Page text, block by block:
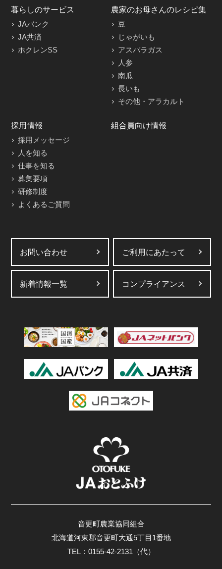
暮らしのサービス
JAバンク
JA共済
ホクレンSS
農家のお母さんのレシピ集
豆
じゃがいも
アスパラガス
人参
南瓜
長いも
その他・アラカルト
採用情報
採用メッセージ
人を知る
仕事を知る
募集要項
研修制度
よくあるご質問
組合員向け情報
お問い合わせ ご利用にあたって
新着情報一覧 コンプライアンス
音更町農業協同組合
北海道河東郡音更町大通5丁目1番地
TEL：0155-42-2131（代）